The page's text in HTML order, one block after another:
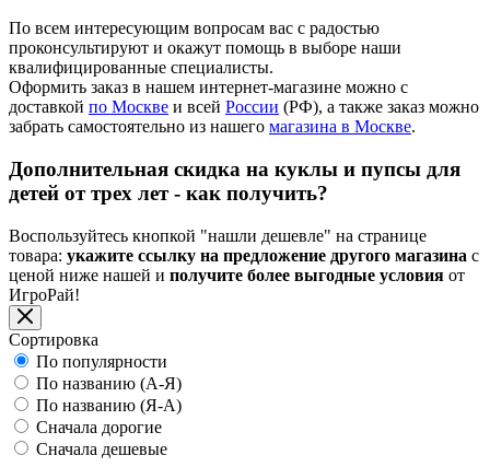
По всем интересующим вопросам вас с радостью
проконсультируют и окажут помощь в выборе наши
квалифицированные специалисты.
Оформить заказ в нашем интернет-магазине можно с
доставкой по Москве и всей России (РФ), а также заказ можно
забрать самостоятельно из нашего магазина в Москве.
Дополнительная скидка на куклы и пупсы для
детей от трех лет - как получить?
Воспользуйтесь кнопкой "нашли дешевле" на странице
товара: укажите ссылку на предложение другого магазина с
ценой ниже нашей и получите более выгодные условия от
ИгроРай!
Сортировка
По популярности
По названию (А-Я)
По названию (Я-А)
Сначала дорогие
Сначала дешевые